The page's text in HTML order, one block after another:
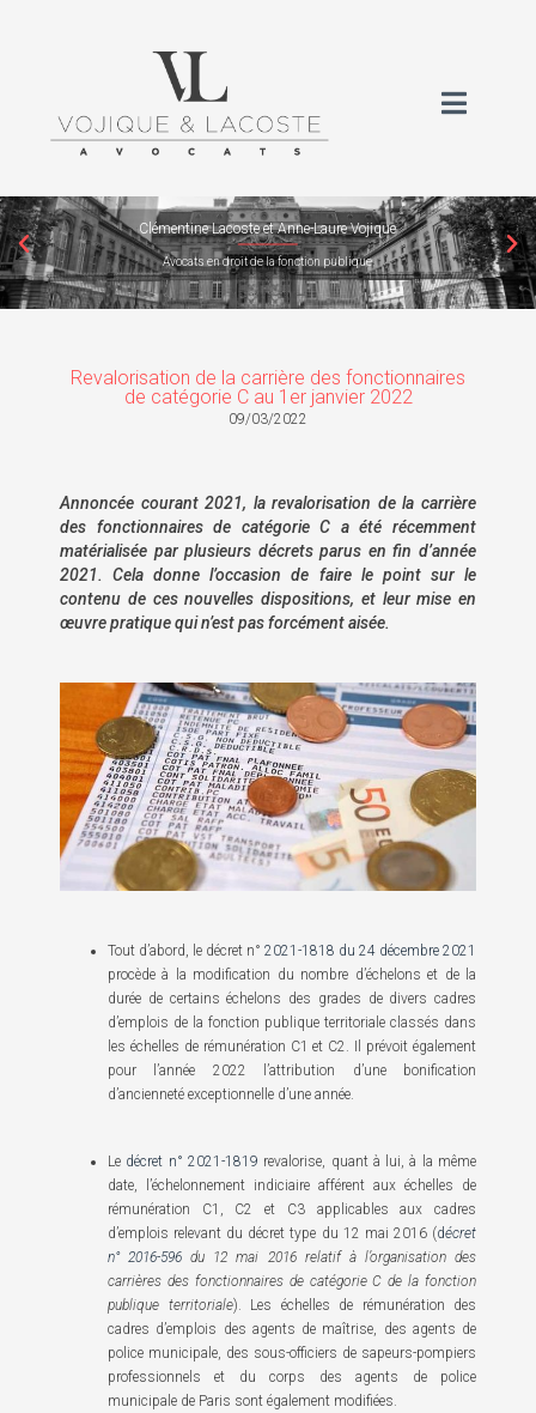
Clémentine Lacoste et Anne-Laure Vojique
Avocats en droit de la fonction publique
Revalorisation de la carrière des fonctionnaires
de catégorie C au 1er janvier 2022
09/03/2022
Annoncée courant 2021, la revalorisation de la carrière
des fonctionnaires de catégorie C a été récemment
matérialisée par plusieurs décrets parus en fin d’année
2021. Cela donne l’occasion de faire le point sur le
contenu de ces nouvelles dispositions, et leur mise en
œuvre pratique qui n’est pas forcément aisée.
Tout d’abord, le décret n° 2021-1818 du 24 décembre 2021
procède à la modification du nombre d’échelons et de la
durée de certains échelons des grades de divers cadres
d’emplois de la fonction publique territoriale classés dans
les échelles de rémunération C1 et C2. Il prévoit également
pour l’année 2022 l’attribution d’une bonification
d’ancienneté exceptionnelle d’une année.
Le décret n° 2021-1819 revalorise, quant à lui, à la même
date, l’échelonnement indiciaire afférent aux échelles de
rémunération C1, C2 et C3 applicables aux cadres
d’emplois relevant du décret type du 12 mai 2016 (décret
n° 2016-596 du 12 mai 2016 relatif à l’organisation des
carrières des fonctionnaires de catégorie C de la fonction
publique territoriale). Les échelles de rémunération des
cadres d’emplois des agents de maîtrise, des agents de
police municipale, des sous-officiers de sapeurs-pompiers
professionnels et du corps des agents de police
municipale de Paris sont également modifiées.